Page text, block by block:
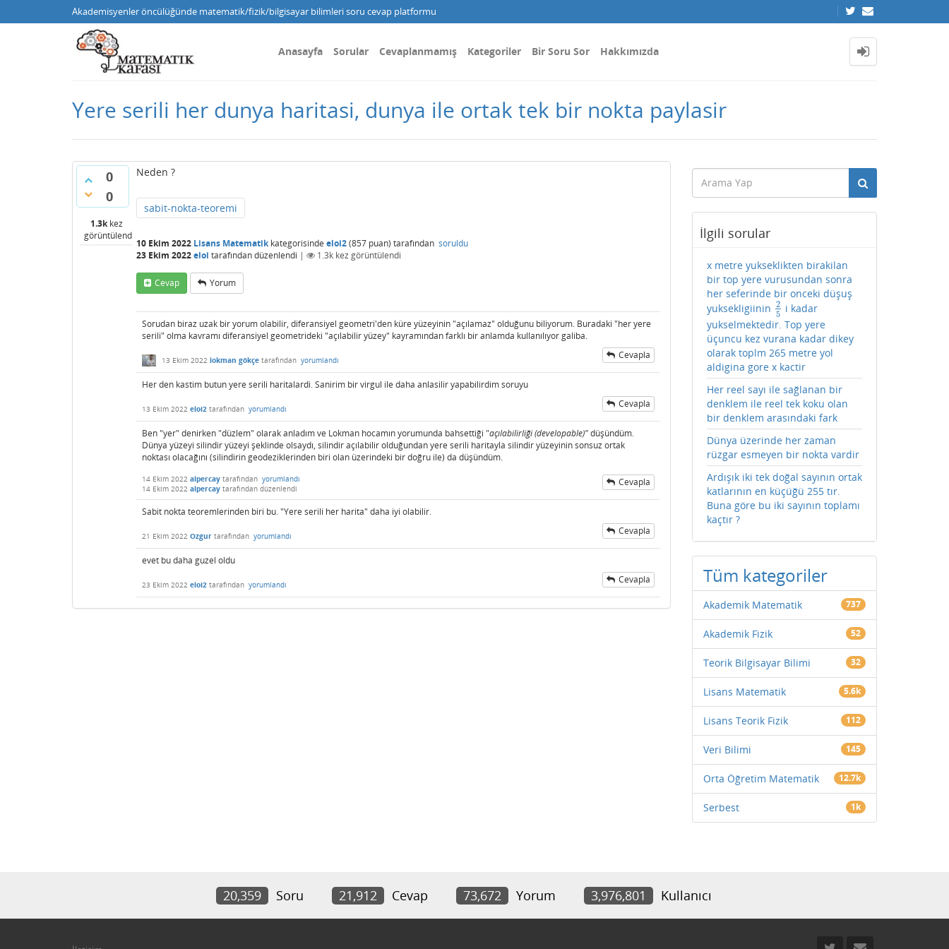
Akademisyenler öncülüğünde matematik/fizik/bilgisayar bilimleri soru cevap platformu
Anasayfa Sorular Cevaplanmamış Kategoriler Bir Soru Sor Hakkımızda
Yere serili her dunya haritasi, dunya ile ortak tek bir nokta paylasir
0
0
1.3kkez
görüntülendi
Neden ?
sabit-nokta-teoremi
10 Ekim 2022 Lisans Matematikkategorisinde eloi2(857 puan) tarafından soruldu
23 Ekim 2022eloi tarafındandüzenlendi | 1.3k kez görüntülendi
Cevap Yorum
Sorudan biraz uzak bir yorum olabilir, diferansiyel geometri'den küre yüzeyinin "açılamaz" olduğunu biliyorum. Buradaki "her yere
serili" olma kavramı diferansiyel geometrideki "açılabilir yüzey" kayramından farklı bir anlamda kullanılıyor galiba.
13 Ekim 2022 lokman gökçe tarafından yorumlandı Cevapla
Her den kastim butun yere serili haritalardi. Sanirim bir virgul ile daha anlasilir yapabilirdim soruyu
13 Ekim 2022 eloi2 tarafından yorumlandı Cevapla
Ben "yer" denirken "düzlem" olarak anladım ve Lokman hocamın yorumunda bahsettiği "açılabilirliği (developable)"düşündüm.
Dünya yüzeyi silindir yüzeyi şeklinde olsaydı, silindir açılabilir olduğundan yere serili haritayla silindir yüzeyinin sonsuz ortak
noktası olacağını (silindirin geodeziklerinden biri olan üzerindeki bir doğru ile) da düşündüm.
14 Ekim 2022 alpercay tarafından yorumlandı
14 Ekim 2022 alpercay tarafından düzenlendi
Cevapla
Sabit nokta teoremlerinden biri bu. "Yere serili her harita" daha iyi olabilir.
21 Ekim 2022 Ozgur tarafından yorumlandı Cevapla
evet bu daha guzel oldu
23 Ekim 2022 eloi2 tarafından yorumlandı Cevapla
İlgili sorular
x metre yukseklikten birakilan
bir top yere vurusundan sonra
her seferinde bir onceki düşuş
yuksekligiinin 2
5
25 i kadar
yukselmektedir. Top yere
üçuncu kez vurana kadar dikey
olarak toplm 265 metre yol
aldigina gore x kactir
Her reel sayı ile sağlanan bir
denklem ile reel tek koku olan
bir denklem arasındaki fark
Dünya üzerinde her zaman
rüzgar esmeyen bir nokta vardir
Ardışık iki tek doğal sayının ortak
katlarının en küçüğü 255 tır.
Buna göre bu iki sayının toplamı
kaçtır ?
Tüm kategoriler
Akademik Matematik 737
Akademik Fizik 52
Teorik Bilgisayar Bilimi 32
Lisans Matematik 5.6k
Lisans Teorik Fizik 112
Veri Bilimi 145
Orta Öğretim Matematik 12.7k
Serbest 1k
20,359 Soru 21,912 Cevap 73,672 Yorum 3,976,801 Kullanıcı